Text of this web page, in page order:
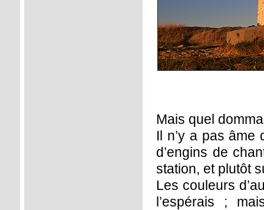
Mais quel
Il n’y a pas
d’engins de
station, et plutôt
Les couleurs
l’espérais ;